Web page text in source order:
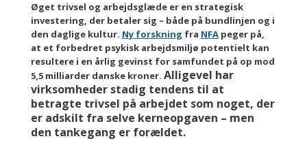
Øget trivsel og arbejdsglæde er en strategisk
investering, der betaler sig – både på bundlinjen og i
den daglige kultur. Ny forskning fra NFApeger på,
at et forbedret psykisk arbejdsmiljø potentielt kan
resultere i en årlig gevinst for samfundet på op mod
5,5 milliarder danske kroner. Alligevel har
virksomheder stadig tendens til at
betragte trivsel på arbejdet som noget, der
er adskilt fra selve kerneopgaven – men
den tankegang er forældet.